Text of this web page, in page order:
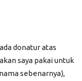
donatur atas
saya pakai untuk
sebenarnya),